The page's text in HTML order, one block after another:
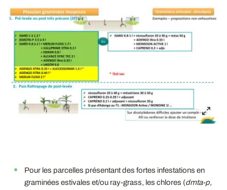
Pour les parcelles présentant des fortes infestations en
graminées estivales et/ou ray-grass, les chlores (dmta-p,